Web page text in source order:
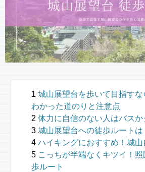
城山展望台を歩いて目指す
わかった道のりと注意点
体力に自信のない人はバスか
城山展望台への徒歩ルートは
ハイキングにおすすめ！城山
こっちが半端なくキツイ！
歩ルート